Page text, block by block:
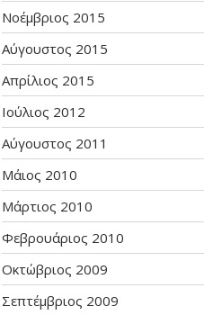
Νοέμβριος 2015
Αύγουστος 2015
Απρίλιος 2015
Ιούλιος 2012
Αύγουστος 2011
Μάιος 2010
Μάρτιος 2010
Φεβρουάριος 2010
Οκτώβριος 2009
Σεπτέμβριος 2009